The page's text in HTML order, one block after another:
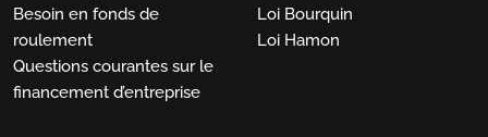
Besoin en fonds de
roulement
Questions courantes sur le
financement d’entreprise
Loi Bourquin
Loi Hamon